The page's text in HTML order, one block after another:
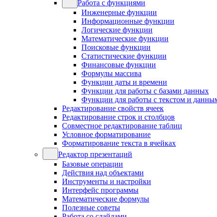
Работа с функциями
Инженерные функции
Информационные функции
Логические функции
Математические функции
Поисковые функции
Статистические функции
Финансовые функции
Формулы массива
Функции даты и времени
Функции для работы с базами данных
Функции для работы с текстом и
Редактирование свойств ячеек
Редактирование строк и столбцов
Совместное редактирование таблиц
Условное форматирование
Форматирование текста в ячейках
Редактор презентаций
Базовые операции
Действия над объектами
Инструменты и настройки
Интерфейс программы
Математические формулы
Полезные советы